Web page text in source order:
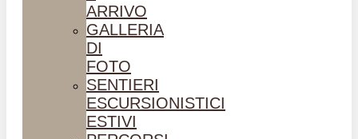
ARRIVO
GALLERIA
DI
FOTO
SENTIERI
ESCURSIONISTICI
ESTIVI